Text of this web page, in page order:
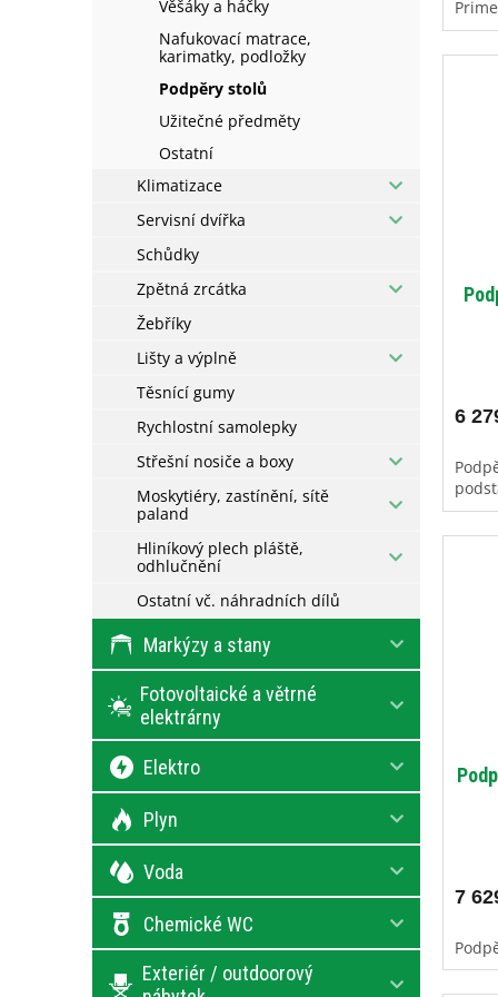
Věšáky a háčky
Nafukovací matrace,
karimatky, podložky
Podpěry stolů
Užitečné předměty
Ostatní
Klimatizace
Servisní dvířka
Schůdky
Zpětná zrcátka
Žebříky
Lišty a výplně
Těsnící gumy
Rychlostní samolepky
Střešní nosiče a boxy
Moskytiéry, zastínění, sítě
paland
Hliníkový plech pláště,
odhlučnění
Ostatní vč. náhradních dílů
Markýzy a stany
Fotovoltaické a větrné
elektrárny
Elektro
Plyn
Voda
Chemické WC
Exteriér / outdoorový
6
7